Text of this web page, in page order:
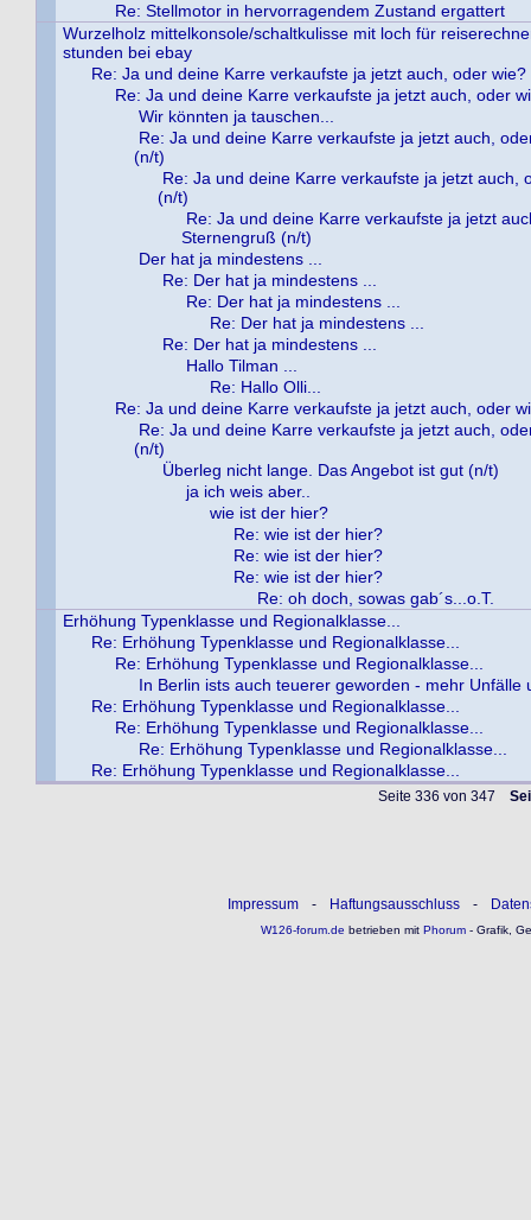
Re: Stellmotor in hervorragendem Zustand ergattert
Wurzelholz mittelkonsole/schaltkulisse mit loch für
stunden bei ebay
Re: Ja und deine Karre verkaufste ja jetzt auch, oder
Re: Ja und deine Karre verkaufste ja jetzt auch, oder
Wir könnten ja tauschen...
Re: Ja und deine Karre verkaufste ja jetzt auch,
(n/t)
Re: Ja und deine Karre verkaufste ja jetzt auch,
(n/t)
Re: Ja und deine Karre verkaufste ja jetzt
Sternengruß (n/t)
Der hat ja mindestens ...
Re: Der hat ja mindestens ...
Re: Der hat ja mindestens ...
Re: Der hat ja mindestens ...
Re: Der hat ja mindestens ...
Hallo Tilman ...
Re: Hallo Olli...
Re: Ja und deine Karre verkaufste ja jetzt auch, oder
Re: Ja und deine Karre verkaufste ja jetzt auch,
(n/t)
Überleg nicht lange. Das Angebot ist gut (n/t)
ja ich weis aber..
wie ist der hier?
Re: wie ist der hier?
Re: wie ist der hier?
Re: wie ist der hier?
Re: oh doch, sowas gab´s...o.T.
Erhöhung Typenklasse und Regionalklasse...
Re: Erhöhung Typenklasse und Regionalklasse...
Re: Erhöhung Typenklasse und Regionalklasse...
In Berlin ists auch teuerer geworden - mehr Unfälle
Re: Erhöhung Typenklasse und Regionalklasse...
Re: Erhöhung Typenklasse und Regionalklasse...
Re: Erhöhung Typenklasse und Regionalklasse...
Re: Erhöhung Typenklasse und Regionalklasse...
Seite 336 von 347
Impressum - Haftungsausschluss -
W126-forum.de betrieben mitPhorum- Grafik,